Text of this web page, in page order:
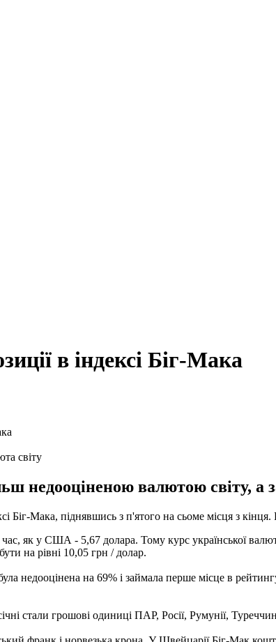
в індексі Біг-Мака
світу
недооціненою валютою світу, а
Біг-Мака, піднявшись з п'ятого на сьоме місця з
як у США - 5,67 долара. Тому курс української
на рівні 10,05 грн / долар.
недооцінена на 69% і займала перше місце в
стали грошові одиниці ПАР, Росії, Румунії,